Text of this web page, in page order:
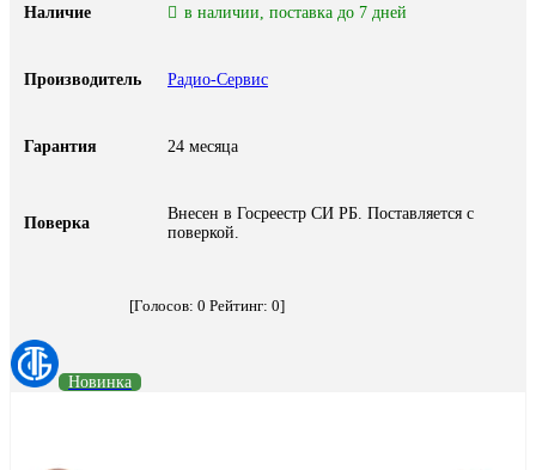
Наличие в наличии, поставка до 7 дней
Производитель Радио-Сервис
Гарантия 24 месяца
Поверка
Внесен в Госреестр СИ РБ. Поставляется с
поверкой.
[Голосов: 0 Рейтинг: 0]
Новинка